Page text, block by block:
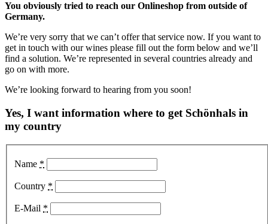
You obviously tried to reach our Onlineshop from outside of
Germany.
We’re very sorry that we can’t offer that service now. If you want to
get in touch with our wines please fill out the form below and we’ll
find a solution. We’re represented in several countries already and
go on with more.
We’re looking forward to hearing from you soon!
Yes, I want information where to get Schönhals in
my country
Name *
Country *
E-Mail *